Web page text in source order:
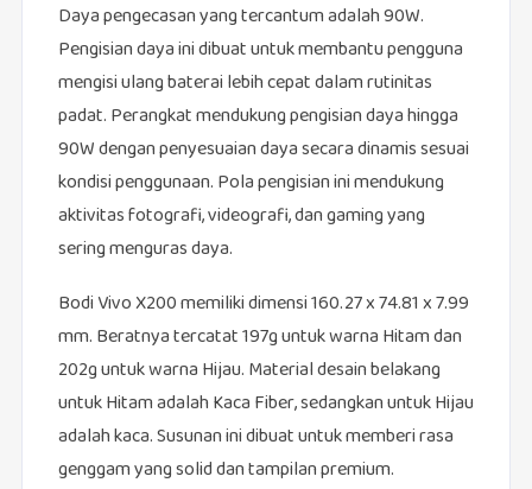
Daya pengecasan yang tercantum adalah 90W.
Pengisian daya ini dibuat untuk membantu pengguna
mengisi ulang baterai lebih cepat dalam rutinitas
padat. Perangkat mendukung pengisian daya hingga
90W dengan penyesuaian daya secara dinamis sesuai
kondisi penggunaan. Pola pengisian ini mendukung
aktivitas fotografi, videografi, dan gaming yang
sering menguras daya.
Bodi Vivo X200 memiliki dimensi 160.27 x 74.81 x 7.99
mm. Beratnya tercatat 197g untuk warna Hitam dan
202g untuk warna Hijau. Material desain belakang
untuk Hitam adalah Kaca Fiber, sedangkan untuk Hijau
adalah kaca. Susunan ini dibuat untuk memberi rasa
genggam yang solid dan tampilan premium.